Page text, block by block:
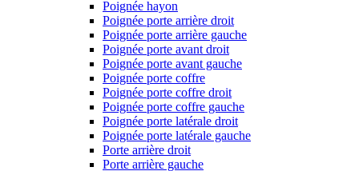
Poignée hayon
Poignée porte arrière droit
Poignée porte arrière gauche
Poignée porte avant droit
Poignée porte avant gauche
Poignée porte coffre
Poignée porte coffre droit
Poignée porte coffre gauche
Poignée porte latérale droit
Poignée porte latérale gauche
Porte arrière droit
Porte arrière gauche